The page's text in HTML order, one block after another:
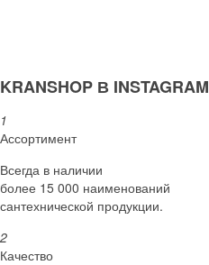
KRANSHOP В INSTAGRAM
1
Ассортимент
Всегда в наличии
более 15 000 наименований
сантехнической продукции.
2
Качество